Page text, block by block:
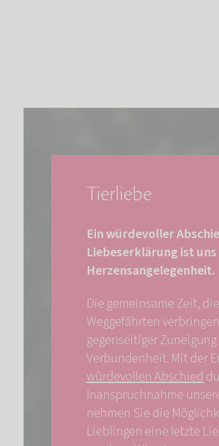
Tierliebe
Ein würdevoller
Liebeserklärung ist uns
Herzensangelegenheit.
Die gemeinsame Zeit,
Weggefährten
gegenseitiger
Verbundenheit. Mit der
würdevollen Abschied
Inanspruchnahme
nehmen Sie die
Lieblingen eine letzte